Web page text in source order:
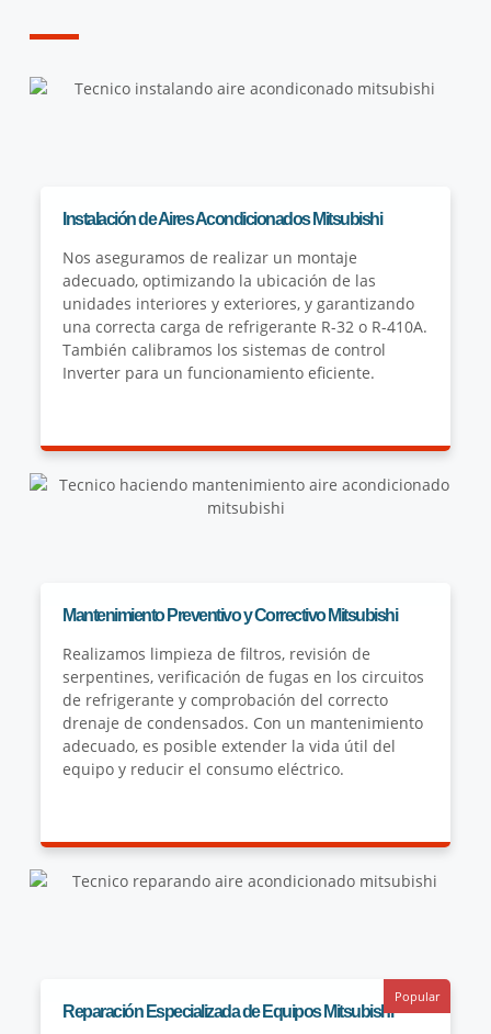
Instalación de Aires Acondicionados Mitsubishi
Nos aseguramos de realizar un montaje
adecuado, optimizando la ubicación de las
unidades interiores y exteriores, y garantizando
una correcta carga de refrigerante R-32 o R-410A.
También calibramos los sistemas de control
Inverter para un funcionamiento eficiente.
Mantenimiento Preventivo y Correctivo Mitsubishi
Realizamos limpieza de filtros, revisión de
serpentines, verificación de fugas en los circuitos
de refrigerante y comprobación del correcto
drenaje de condensados. Con un mantenimiento
adecuado, es posible extender la vida útil del
equipo y reducir el consumo eléctrico.
Reparación Especializada de Equipos Mitsubishi
Popular